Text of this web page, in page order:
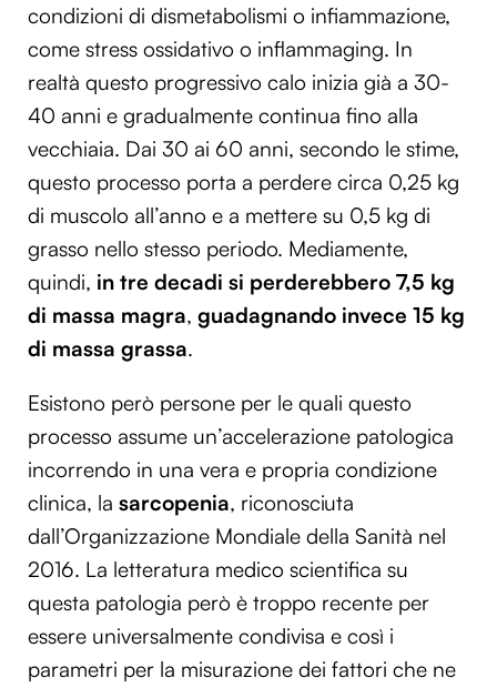
condizioni di dismetabolismi o infiammazione,
come stress ossidativo o inflammaging. In
realtà questo progressivo calo inizia già a 30-
40 anni e gradualmente continua fino alla
vecchiaia. Dai 30 ai 60 anni, secondo le stime,
questo processo porta a perdere circa 0,25 kg
di muscolo all’anno e a mettere su 0,5 kg di
grasso nello stesso periodo. Mediamente,
quindi, in tre decadi si perderebbero 7,5 kg
di massa magra, guadagnando invece 15 kg
di massa grassa.
Esistono però persone per le quali questo
processo assume un’accelerazione patologica
incorrendo in una vera e propria condizione
clinica, la sarcopenia, riconosciuta
dall’Organizzazione Mondiale della Sanità nel
2016. La letteratura medico scientifica su
questa patologia però è troppo recente per
essere universalmente condivisa e così i
parametri per la misurazione dei fattori che ne